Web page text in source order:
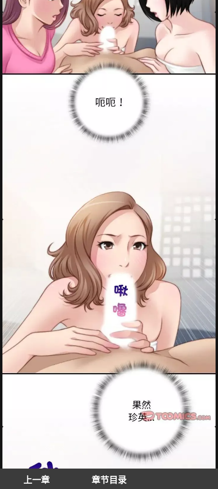
上一章 章节目录